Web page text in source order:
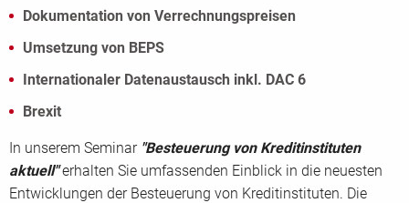
Dokumentation von Verrechnungspreisen
Umsetzung von BEPS
Internationaler Datenaustausch inkl. DAC 6
Brexit
In unserem Seminar "Besteuerung von Kreditinstituten
aktuell"erhalten Sie umfassenden Einblick in die neuesten
Entwicklungen der Besteuerung von Kreditinstituten. Die